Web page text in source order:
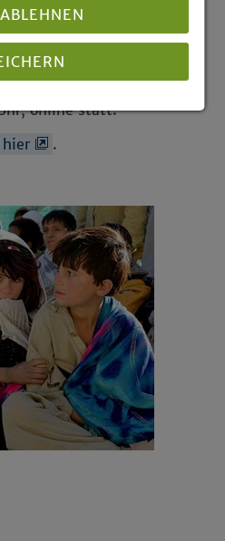
Institut
Die Tagung
von Prof. Dr.
a. D. und
2024, 14.30 Uhr, bis
online statt.
hier .
anzeigen